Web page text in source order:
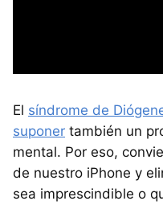
El síndrome de
suponer también un
mental. Por eso,
de nuestro iPhone y
sea imprescindible o